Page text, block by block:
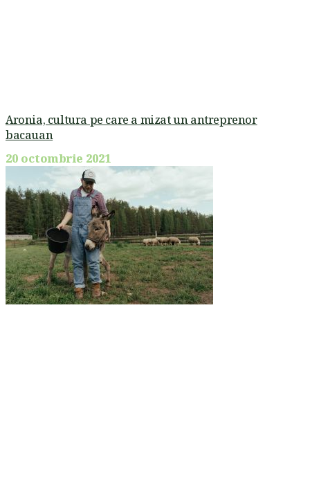
Aronia, cultura pe care a mizat un antreprenor
bacauan
20 octombrie 2021